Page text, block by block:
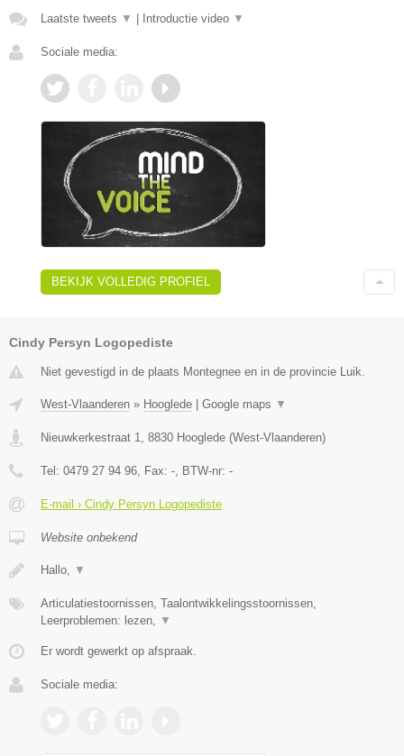
Laatste tweets ▼ Introductie video ▼
Sociale media:
BEKIJK VOLLEDIG PROFIEL
Cindy Persyn Logopediste
Niet gevestigd in de plaats Montegnee en in de provincie Luik.
West-Vlaanderen » Hooglede Google maps ▼
Nieuwkerkestraat 1 8830 Hooglede (West-Vlaanderen)
Tel: 0479 27 94 96 , Fax: - , BTW-nr: -
E-mail › Cindy Persyn Logopediste
Website onbekend
Hallo, ▼
Articulatiestoornissen, Taalontwikkelingsstoornissen,
Leerproblemen: lezen,
▼
Er wordt gewerkt op afspraak.
Sociale media: